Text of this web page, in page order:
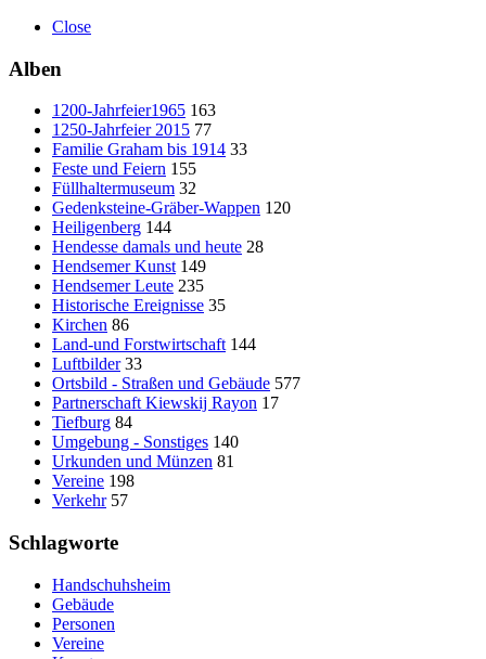
Close
Alben
1200-Jahrfeier1965 163
1250-Jahrfeier 2015 77
Familie Graham bis 1914 33
Feste und Feiern 155
Füllhaltermuseum 32
Gedenksteine-Gräber-Wappen 120
Heiligenberg 144
Hendesse damals und heute 28
Hendsemer Kunst 149
Hendsemer Leute 235
Historische Ereignisse 35
Kirchen 86
Land-und Forstwirtschaft 144
Luftbilder 33
Ortsbild - Straßen und Gebäude 577
Partnerschaft Kiewskij Rayon 17
Tiefburg 84
Umgebung - Sonstiges 140
Urkunden und Münzen 81
Vereine 198
Verkehr 57
Schlagworte
Handschuhsheim
Gebäude
Personen
Vereine